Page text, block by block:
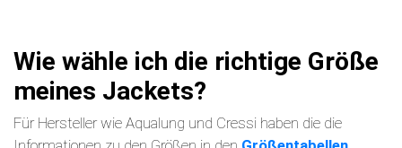
Wie wähle ich die richtige Größe
meines Jackets?
Für Hersteller wie Aqualung und Cressi haben die die